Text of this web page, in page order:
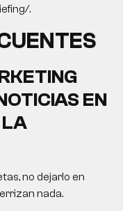
.
EN
LA
no dejarlo en
nada.